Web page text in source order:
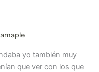
yo también muy
que ver con los que